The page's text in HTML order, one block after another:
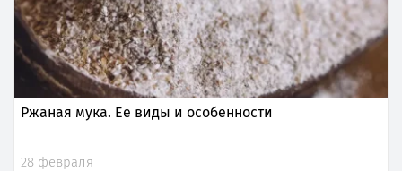
Ржаная мука. Ее виды и особенности
28 февраля